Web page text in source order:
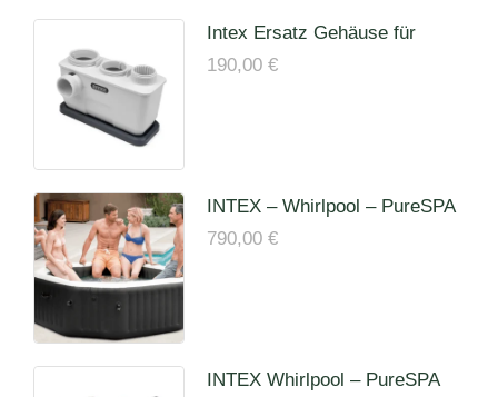
Intex Ersatz Gehäuse für
Elektrode für 26680 Inkl 2
190,00 €
INTEX – Whirlpool – PureSPA
»Jet + Bubble Deluxe« 28458
790,00 €
INTEX Whirlpool – PureSPA